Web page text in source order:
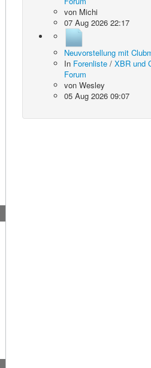
von Michi
07 Aug 2026 22:17
Neuvorstellung mit
In Forenliste /XBR und
Forum
vonWesley
05 Aug 2026 09:07